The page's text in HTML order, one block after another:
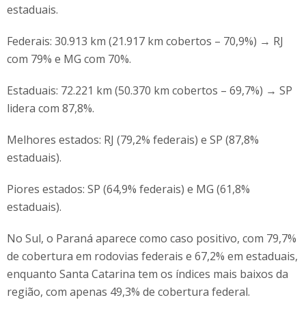
estaduais.
Federais: 30.913 km (21.917 km cobertos – 70,9%) → RJ
com 79% e MG com 70%.
Estaduais: 72.221 km (50.370 km cobertos – 69,7%) → SP
lidera com 87,8%.
Melhores estados: RJ (79,2% federais) e SP (87,8%
estaduais).
Piores estados: SP (64,9% federais) e MG (61,8%
estaduais).
No Sul, o Paraná aparece como caso positivo, com 79,7%
de cobertura em rodovias federais e 67,2% em estaduais,
enquanto Santa Catarina tem os índices mais baixos da
região, com apenas 49,3% de cobertura federal.